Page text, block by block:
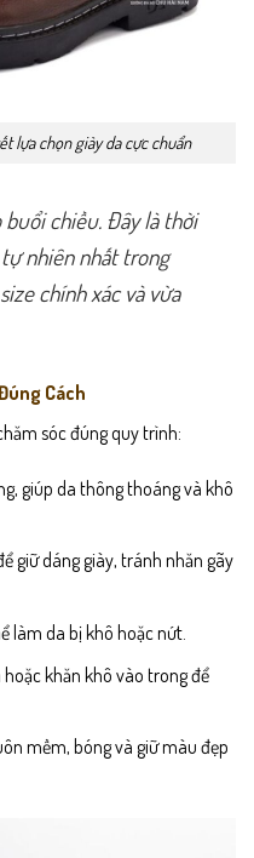
lựa chọn giày da cực chuẩn
buổi chiều. Đây là thời
nhiên nhất trong
chính xác và vừa
Cách
sóc đúng quy trình:
giúp da thông thoáng và khô
giữ dáng giày, tránh nhăn gãy
làm da bị khô hoặc nứt.
khăn khô vào trong để
mềm, bóng và giữ màu đẹp